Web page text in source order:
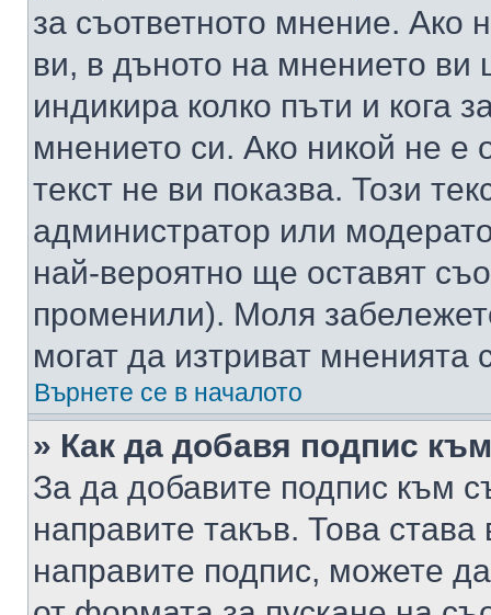
за съответното мнение. Ако
ви, в дъното на мнението ви
индикира колко пъти и кога
мнението си. Ако никой не е
текст не ви показва. Този
администратор или
най-вероятно ще оставят
променили). Моля
могат да изтриват мненията
Върнете се в началото
» Как да добавя подпис
За да добавите подпис към
направите такъв. Това
направите подпис, можете